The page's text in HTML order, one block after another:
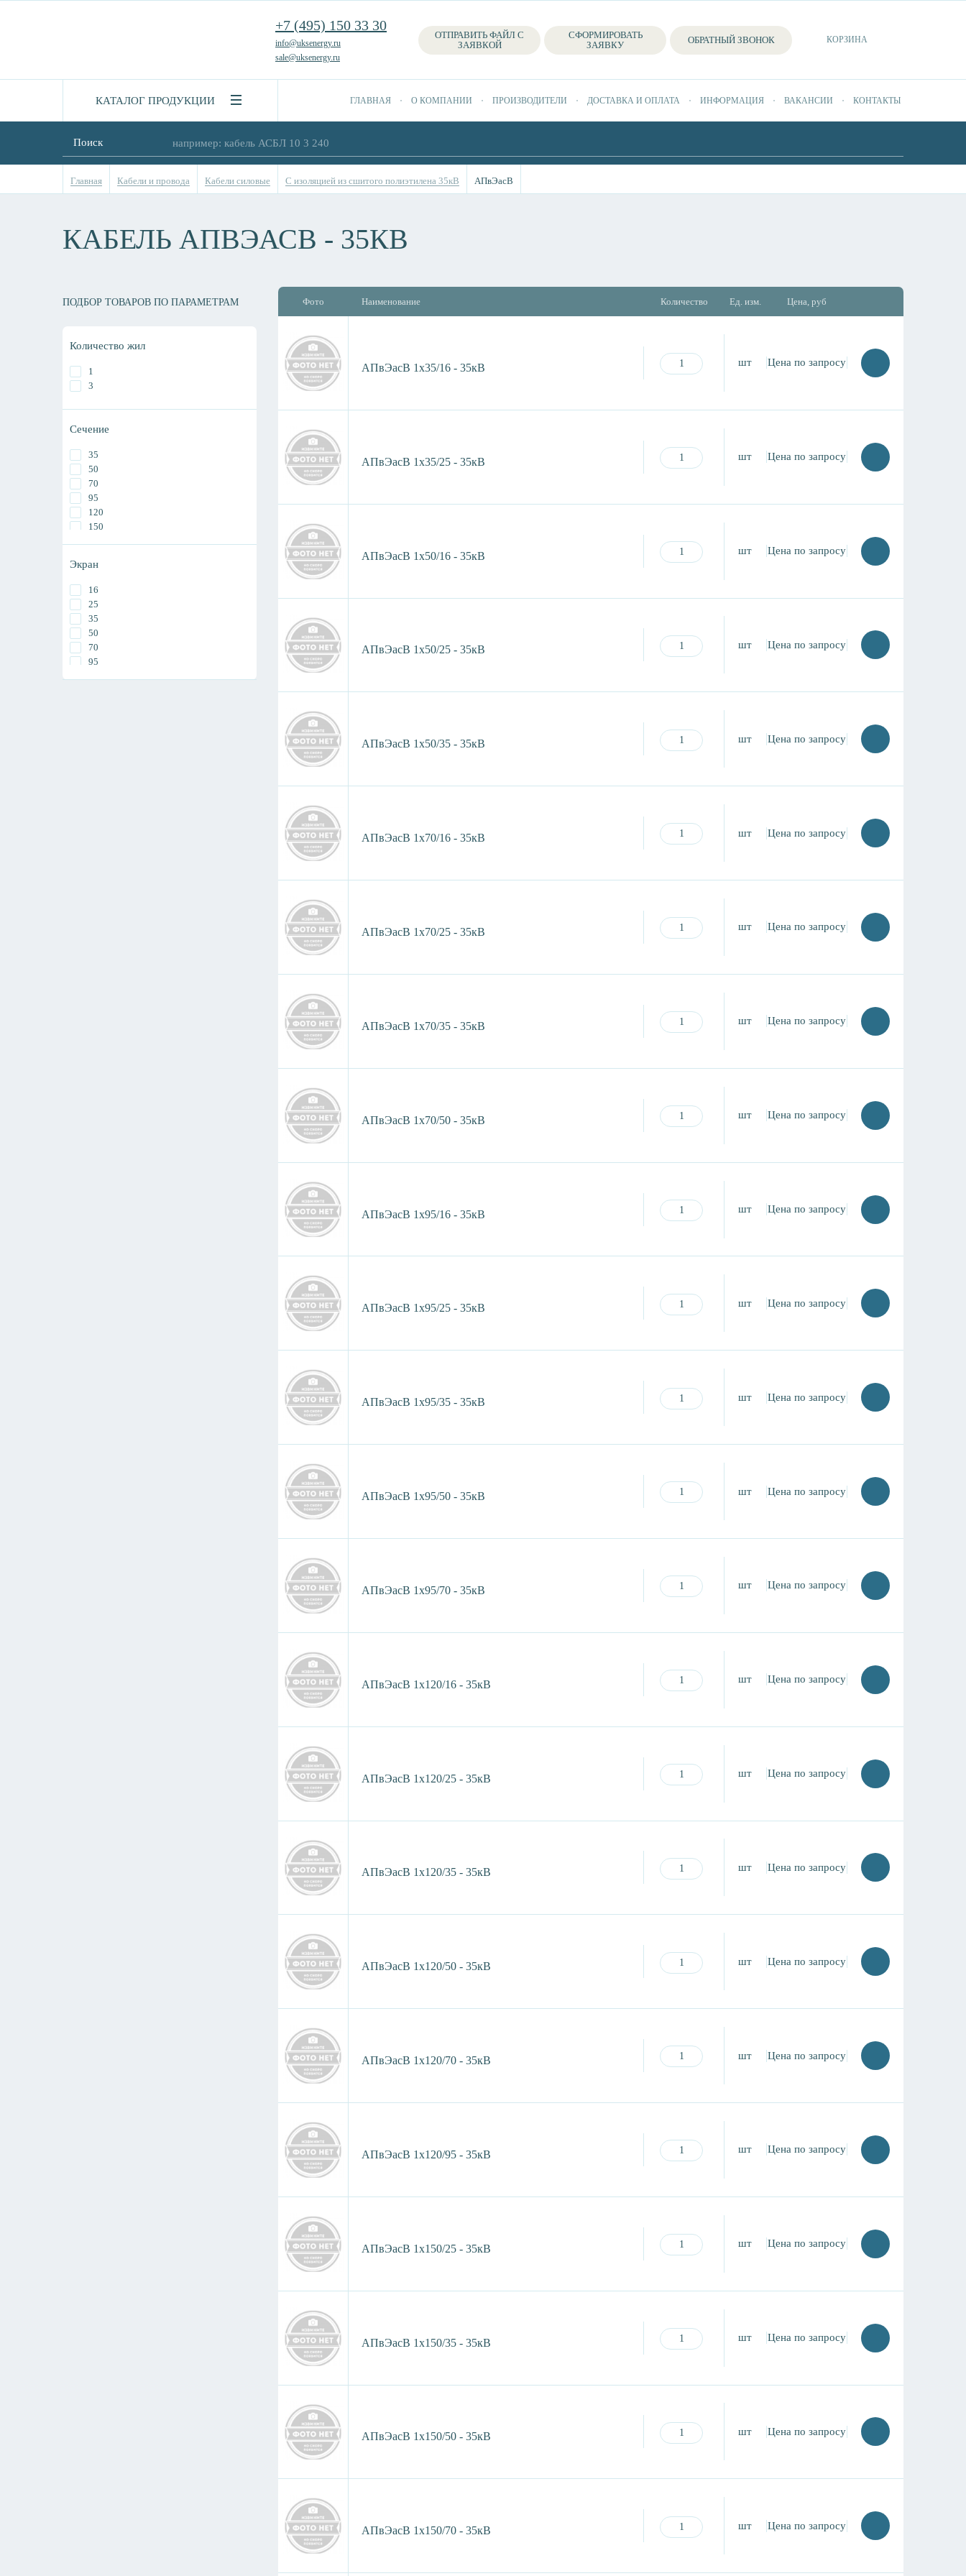
+7 (495) 150 33 30
info@uksenergy.ru
sale@uksenergy.ru
ОТПРАВИТЬ ФАЙЛ С
ЗАЯВКОЙ
СФОРМИРОВАТЬ
ЗАЯВКУ
ОБРАТНЫЙ ЗВОНОК КОРЗИНА
КАТАЛОГ ПРОДУКЦИИ ГЛАВНАЯ О КОМПАНИИ ПРОИЗВОДИТЕЛИ ДОСТАВКА И ОПЛАТА ИНФОРМАЦИЯ ВАКАНСИИ КОНТАКТЫ
Поиск
Главная Кабели и провода Кабели силовые С изоляцией из сшитого полиэтилена 35кВ АПвЭасВ
КАБЕЛЬ АПВЭАСВ - 35КВ
ПОДБОР ТОВАРОВ ПО ПАРАМЕТРАМ
Количество жил
1
3
Сечение
35
50
70
95
120
150
300
400
500
630
800
1000
1200
Экран
16
25
35
50
70
95
Фото Наименование Количество Ед. изм. Цена, руб
АПвЭасВ 1х35/16 - 35кВ шт Цена по запросу
АПвЭасВ 1х35/25 - 35кВ шт Цена по запросу
АПвЭасВ 1х50/16 - 35кВ шт Цена по запросу
АПвЭасВ 1х50/25 - 35кВ шт Цена по запросу
АПвЭасВ 1х50/35 - 35кВ шт Цена по запросу
АПвЭасВ 1х70/16 - 35кВ шт Цена по запросу
АПвЭасВ 1х70/25 - 35кВ шт Цена по запросу
АПвЭасВ 1х70/35 - 35кВ шт Цена по запросу
АПвЭасВ 1х70/50 - 35кВ шт Цена по запросу
АПвЭасВ 1х95/16 - 35кВ шт Цена по запросу
АПвЭасВ 1х95/25 - 35кВ шт Цена по запросу
АПвЭасВ 1х95/35 - 35кВ шт Цена по запросу
АПвЭасВ 1х95/50 - 35кВ шт Цена по запросу
АПвЭасВ 1х95/70 - 35кВ шт Цена по запросу
АПвЭасВ 1х120/16 - 35кВ шт Цена по запросу
АПвЭасВ 1х120/25 - 35кВ шт Цена по запросу
АПвЭасВ 1х120/35 - 35кВ шт Цена по запросу
АПвЭасВ 1х120/50 - 35кВ шт Цена по запросу
АПвЭасВ 1х120/70 - 35кВ шт Цена по запросу
АПвЭасВ 1х120/95 - 35кВ шт Цена по запросу
АПвЭасВ 1х150/25 - 35кВ шт Цена по запросу
АПвЭасВ 1х150/35 - 35кВ шт Цена по запросу
АПвЭасВ 1х150/50 - 35кВ шт Цена по запросу
АПвЭасВ 1х150/70 - 35кВ шт Цена по запросу